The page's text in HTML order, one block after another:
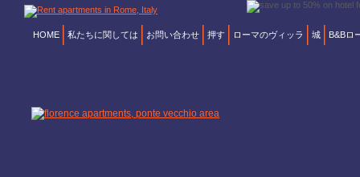
HOME 私たちに関しては お問い合わせ 押す ローマのヴィッラ 城 B&Bロ